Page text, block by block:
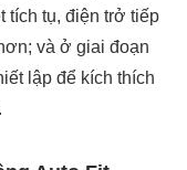
tích tụ, điện trở tiếp
và ở giai đoạn
lập để kích thích